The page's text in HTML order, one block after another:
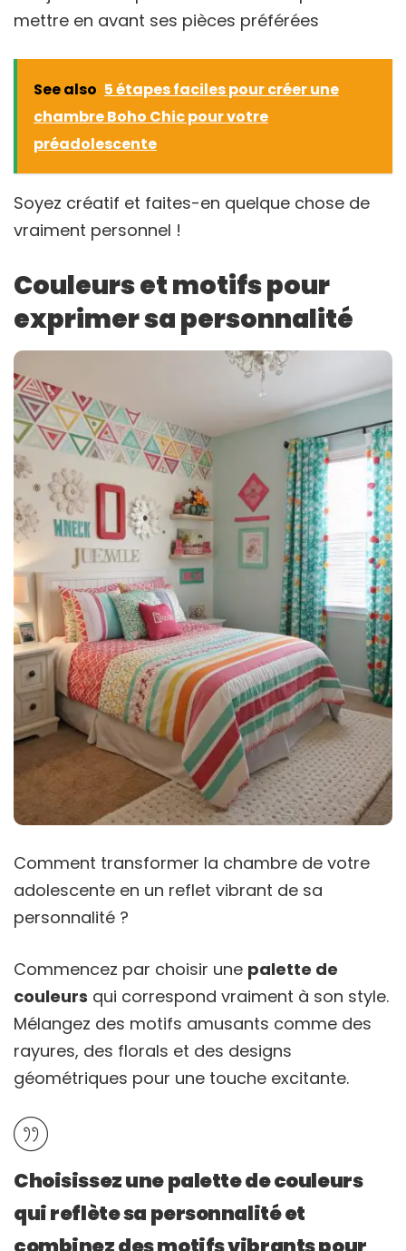
mettre en avant ses pièces préférées
See also 5 étapes faciles pour créer une
chambre Boho Chic pour votre
préadolescente
Soyez créatif et faites-en quelque chose de
vraiment personnel !
Couleurs et motifs pour
exprimer sa personnalité
Comment transformer la chambre de votre
adolescente en un reflet vibrant de sa
personnalité ?
Commencez par choisir une palette de
couleurs qui correspond vraiment à son style.
Mélangez des motifs amusants comme des
rayures, des florals et des designs
géométriques pour une touche excitante.
Choisissez une palette de couleurs
qui reflète sa personnalité et